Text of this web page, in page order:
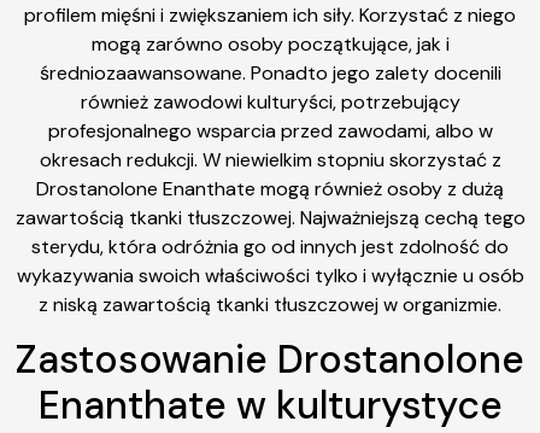
profilem mięśni i zwiększaniem ich siły. Korzystać z niego
mogą zarówno osoby początkujące, jak i
średniozaawansowane. Ponadto jego zalety docenili
również zawodowi kulturyści, potrzebujący
profesjonalnego wsparcia przed zawodami, albo w
okresach redukcji. W niewielkim stopniu skorzystać z
Drostanolone Enanthate mogą również osoby z dużą
zawartością tkanki tłuszczowej. Najważniejszą cechą tego
sterydu, która odróżnia go od innych jest zdolność do
wykazywania swoich właściwości tylko i wyłącznie u osób
z niską zawartością tkanki tłuszczowej w organizmie.
Zastosowanie Drostanolone
Enanthate w kulturystyce